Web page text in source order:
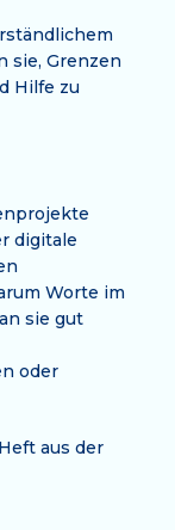
sie, Grenzen
Hilfe zu
digitale
Worte im
sie gut
oder
aus der